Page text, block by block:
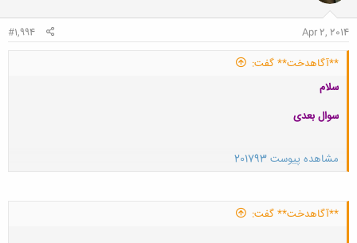
Apr 2, 2014
#1,994
**آگاهدخت** گفت:
سلام
سوال بعدی
مشاهده پیوست 201793
**آگاهدخت** گفت: